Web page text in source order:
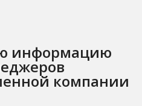
информацию
компании